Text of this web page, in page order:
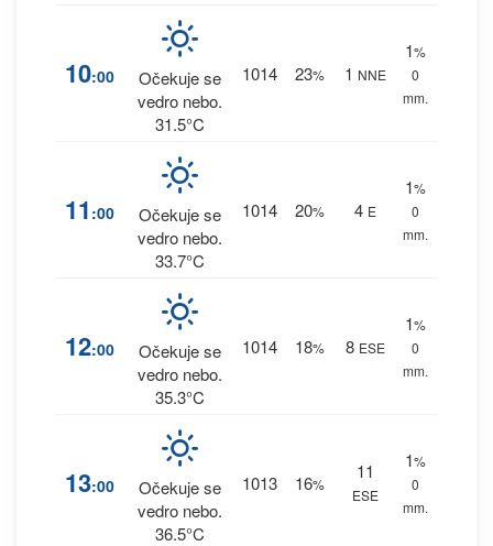
10:00
Očekuje se
vedro nebo.
31.5°C
1014 23% 1 NNE
1%
0
mm.
11 :00
Očekuje se
vedro nebo.
33.7°C
1014 20% 4 E
1%
0
mm.
12:00
Očekuje se
vedro nebo.
35.3°C
1014 18% 8 ESE
1%
0
mm.
13:00
Očekuje se
vedro nebo.
36.5°C
1013 16%
11
ESE
1%
0
mm.